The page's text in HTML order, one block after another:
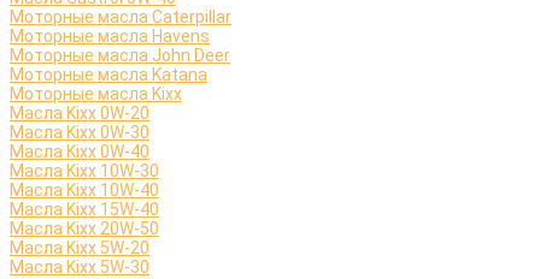
Моторные масла Caterpillar
Моторные масла Havens
Моторные масла John Deer
Моторные масла Katana
Моторные масла Kixx
Масла Kixx 0W-20
Масла Kixx 0W-30
Масла Kixx 0W-40
Масла Kixx 10W-30
Масла Kixx 10W-40
Масла Kixx 15W-40
Масла Kixx 20W-50
Масла Kixx 5W-20
Масла Kixx 5W-30